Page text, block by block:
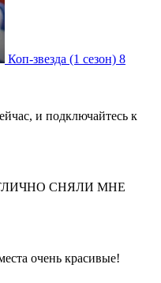
Коп-звезда (1 сезон) 8
и подключайтесь к
СНЯЛИ МНЕ
очень красивые!